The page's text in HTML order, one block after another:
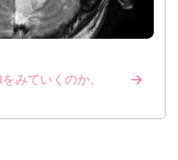
みていくのか。